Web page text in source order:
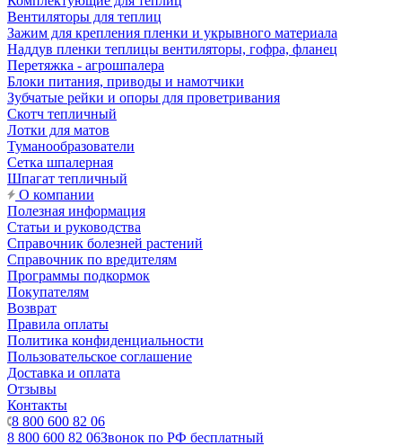
Вентиляторы для теплиц
Зажим для крепления пленки и укрывного материала
Наддув пленки теплицы вентиляторы, гофра, фланец
Перетяжка - агрошпалера
Блоки питания, приводы и намотчики
Зубчатые рейки и опоры для проветривания
Скотч тепличный
Лотки для матов
Туманообразователи
Сетка шпалерная
Шпагат тепличный
О компании
Полезная информация
Статьи и руководства
Справочник болезней растений
Справочник по вредителям
Программы подкормок
Покупателям
Возврат
Правила оплаты
Политика конфиденциальности
Пользовательское соглашение
Доставка и оплата
Отзывы
Контакты
8 800 600 82 06
8 800 600 82 06Звонок по РФ бесплатный